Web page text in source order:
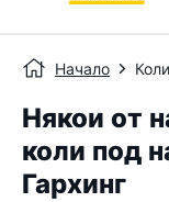
Начало
Някои от
коли под
Гархинг